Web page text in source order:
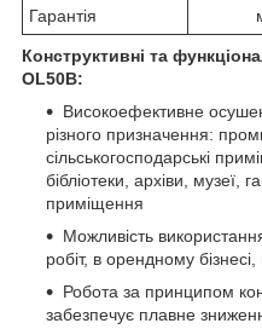
Гарантія
Конструктивні та
OL50B:
Високоефективне
різного призначення:
сільськогосподарські
бібліотеки, архіви, музеї,
приміщення
Можливість
робіт, в орендному
Робота за принципом
забезпечує плавне